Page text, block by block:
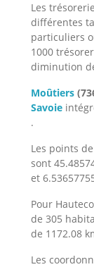
Les
différentes
particuliers
1000
diminution
Moûtiers
Savoie
.
Les points
sont
et
Pour
de 305
de 1172.08
Les